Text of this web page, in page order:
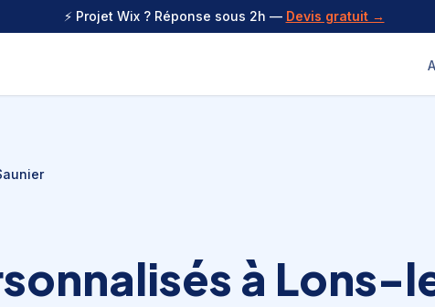
⚡ Projet Wix ? Réponse sous 2h — Devis gratuit →
à Lons-